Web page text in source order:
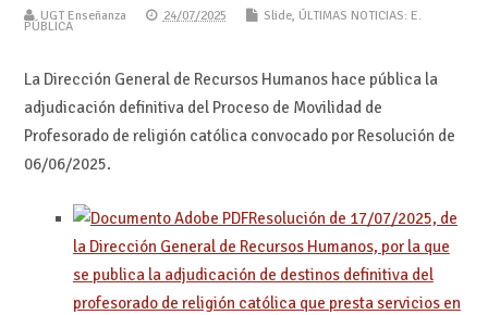
UGT Enseñanza 24/07/2025 Slide, ÚLTIMAS NOTICIAS: E.
PÚBLICA
La Dirección General de Recursos Humanos hace pública la
adjudicación definitiva del Proceso de Movilidad de
Profesorado de religión católica convocado por Resolución de
06/06/2025.
Resolución de 17/07/2025, de
la Dirección General de Recursos Humanos, por la que
se publica la adjudicación de destinos definitiva del
profesorado de religión católica que presta servicios en